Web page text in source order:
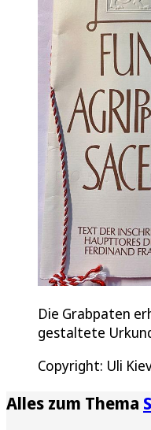
Die Grabpaten
gestaltete
Copyright: Uli
Alles zum Thema